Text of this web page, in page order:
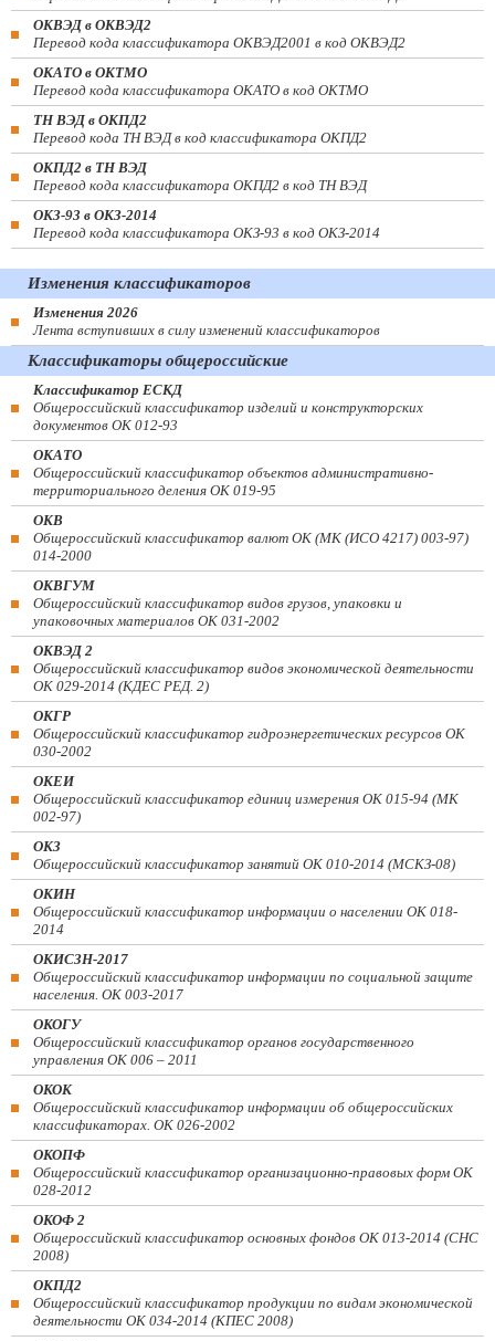
ОКВЭД в ОКВЭД2
Перевод кода классификатора ОКВЭД2001 в код ОКВЭД2
ОКАТО в ОКТМО
Перевод кода классификатора ОКАТО в код ОКТМО
ТН ВЭД в ОКПД2
Перевод кода ТН ВЭД в код классификатора ОКПД2
ОКПД2 в ТН ВЭД
Перевод кода классификатора ОКПД2 в код ТН ВЭД
ОКЗ-93 в ОКЗ-2014
Перевод кода классификатора ОКЗ-93 в код ОКЗ-2014
Изменения классификаторов
Изменения 2026
Лента вступивших в силу изменений классификаторов
Классификаторы общероссийские
Классификатор ЕСКД
Общероссийский классификатор изделий и конструкторских
документов ОК 012-93
ОКАТО
Общероссийский классификатор объектов административно-
территориального деления ОК 019-95
ОКВ
Общероссийский классификатор валют ОК (МК (ИСО 4217) 003-97)
014-2000
ОКВГУМ
Общероссийский классификатор видов грузов, упаковки и
упаковочных материалов ОК 031-2002
ОКВЭД 2
Общероссийский классификатор видов экономической деятельности
ОК 029-2014 (КДЕС РЕД. 2)
ОКГР
Общероссийский классификатор гидроэнергетических ресурсов ОК
030-2002
ОКЕИ
Общероссийский классификатор единиц измерения ОК 015-94 (МК
002-97)
ОКЗ
Общероссийский классификатор занятий ОК 010-2014 (МСКЗ-08)
ОКИН
Общероссийский классификатор информации о населении ОК 018-
2014
ОКИСЗН-2017
Общероссийский классификатор информации по социальной защите
населения. ОК 003-2017
ОКОГУ
Общероссийский классификатор органов государственного
управления ОК 006 – 2011
ОКОК
Общероссийский классификатор информации об общероссийских
классификаторах. ОК 026-2002
ОКОПФ
Общероссийский классификатор организационно-правовых форм ОК
028-2012
ОКОФ 2
Общероссийский классификатор основных фондов ОК 013-2014 (СНС
2008)
ОКПД2
Общероссийский классификатор продукции по видам экономической
деятельности ОК 034-2014 (КПЕС 2008)